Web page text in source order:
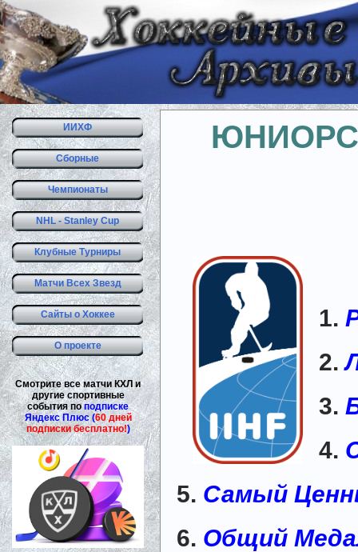
ИИХФ
Сборные
Чемпионаты
NHL - Stanley Cup
Клубные Турниры
Матчи Всех Звезд
Сайты о Хоккее
О проекте
Смотрите все матчи КХЛ и
другие спортивные
события поподписке
Яндекс Плюс (60 дней
подписки бесплатно!)
1.
2.
3.
4.
5. Самый
6. Общий